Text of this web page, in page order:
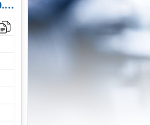
REPARATUR / UMTAUSCH 3G3EV-AB007M-CE OMRON FREQUENZUMRICHTER 200VAC 0.75KW